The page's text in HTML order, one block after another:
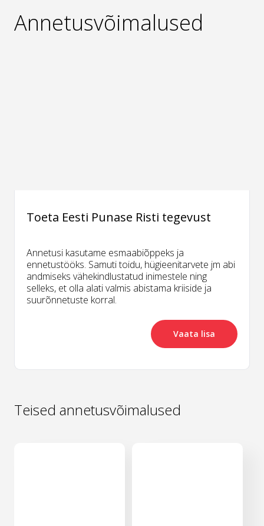
Annetusvõimalused
Toeta Eesti Punase Risti tegevust
Annetusi kasutame esmaabiõppeks ja
ennetustööks. Samuti toidu, hügieenitarvete jm abi
andmiseks vähekindlustatud inimestele ning
selleks, et olla alati valmis abistama kriiside ja
suurõnnetuste korral.
Vaata lisa
Teised annetusvõimalused